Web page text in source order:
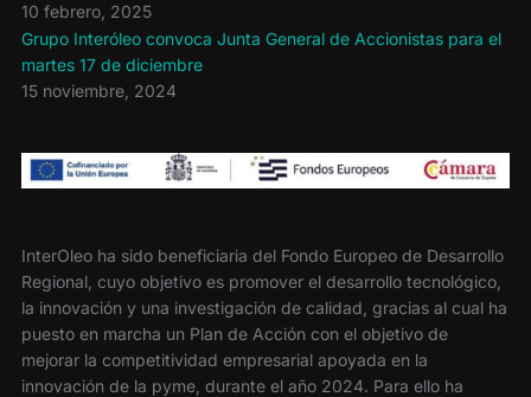
10 febrero, 2025
Grupo Interóleo convoca Junta General de Accionistas para el
martes 17 de diciembre
15 noviembre, 2024
InterOleo ha sido beneficiaria del Fondo Europeo de Desarrollo
Regional, cuyo objetivo es promover el desarrollo tecnológico,
la innovación y una investigación de calidad, gracias al cual ha
puesto en marcha un Plan de Acción con el objetivo de
mejorar la competitividad empresarial apoyada en la
innovación de la pyme, durante el año 2024. Para ello ha